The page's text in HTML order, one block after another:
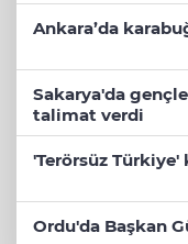
Ankara’da
Sakarya'da
talimat verdi
'Terörsüz
Ordu'da Başkan